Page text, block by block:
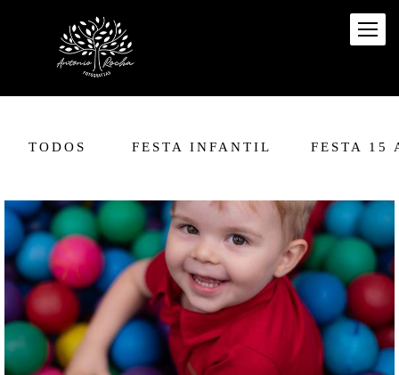
TODOS FESTA INFANTIL FESTA 15